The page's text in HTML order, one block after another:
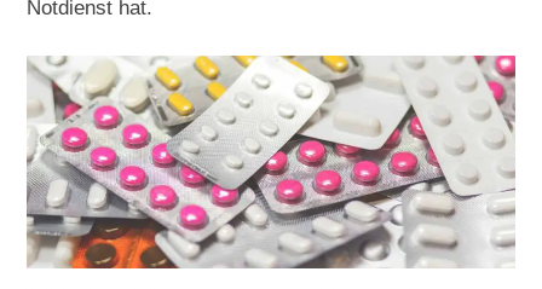
Notdienst hat.